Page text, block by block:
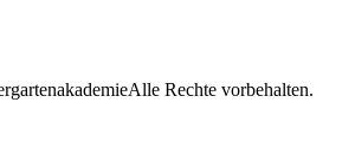
Alle Rechte vorbehalten.